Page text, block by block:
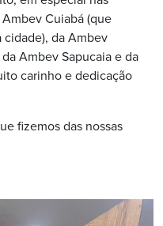
Cuiabá (que
da Ambev
Ambev Sapucaia e da
carinho e dedicação
fizemos das nossas